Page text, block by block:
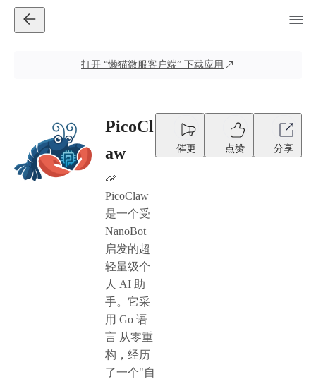
打开 “懒猫微服客户端” 下载应用
PicoCl
aw
🦐
PicoClaw
是一个受
NanoBot
启发的超
轻量级个
人 AI 助
手。它采
用 Go 语
言 从零重
构，经历
了一个"自
催更 点赞 分享